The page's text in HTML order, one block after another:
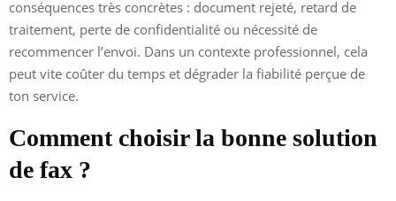
conséquences très concrètes : document rejeté, retard de
traitement, perte de confidentialité ou nécessité de
recommencer l’envoi. Dans un contexte professionnel, cela
peut vite coûter du temps et dégrader la fiabilité perçue de
ton service.
Comment choisir la bonne solution
de fax ?